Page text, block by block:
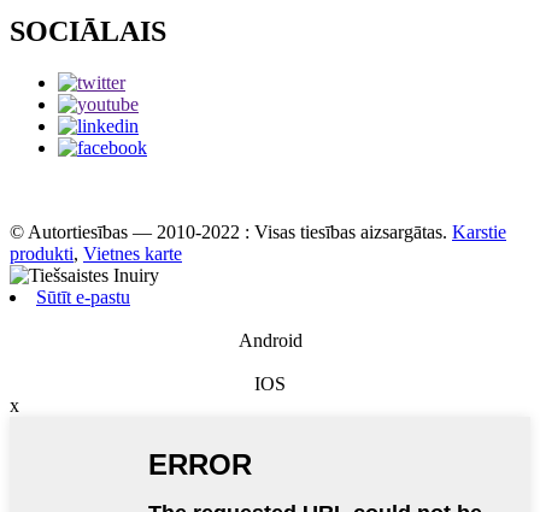
SOCIĀLAIS
© Autortiesības — 2010-2022 : Visas tiesības aizsargātas. Karstie
produkti, Vietnes karte
Sūtīt e-pastu
Android
IOS
x